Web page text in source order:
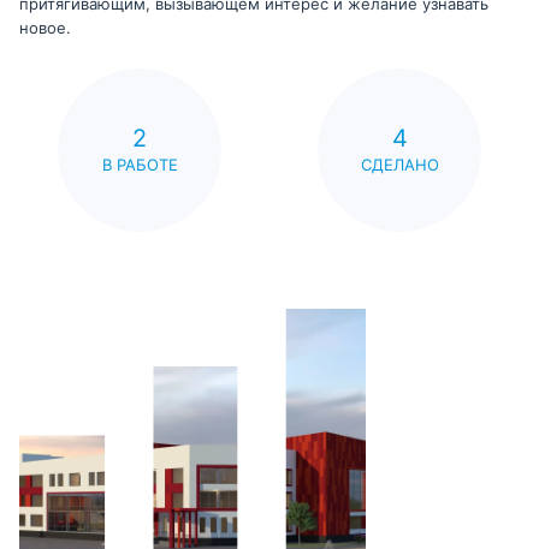
притягивающим, вызывающем интерес и желание узнавать
новое.
2
В РАБОТЕ
4
СДЕЛАНО